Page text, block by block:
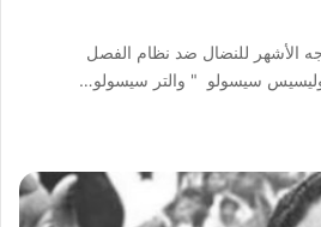
الأشهر للنضال ضد نظام الفصل
سيسولو " والتر سيسولو…